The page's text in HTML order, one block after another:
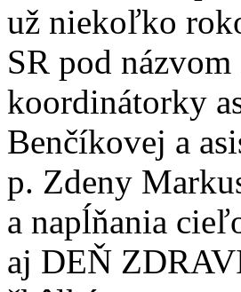
už niekoľko
SR pod
koordinátorky
Benčíkovej a
p. Zdeny
a napĺňania
aj DEŇ